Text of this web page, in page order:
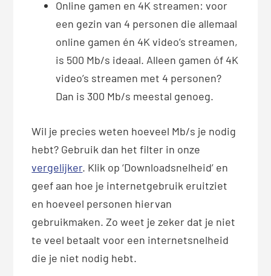
Online gamen en 4K streamen: voor
een gezin van 4 personen die allemaal
online gamen én 4K video’s streamen,
is 500 Mb/s ideaal. Alleen gamen óf 4K
video’s streamen met 4 personen?
Dan is 300 Mb/s meestal genoeg.
Wil je precies weten hoeveel Mb/s je nodig
hebt? Gebruik dan het filter in onze
vergelijker. Klik op ‘Downloadsnelheid’ en
geef aan hoe je internetgebruik eruitziet
en hoeveel personen hiervan
gebruikmaken. Zo weet je zeker dat je niet
te veel betaalt voor een internetsnelheid
die je niet nodig hebt.